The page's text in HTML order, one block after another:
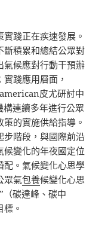
踐正在疾速發展。
斷積累和總結公眾對
氣候應對行動干預辦
踐應用層面，
皮尤研討中
構連續多年進行公眾
的實施供給指導。
步階段，與國際前沿
候變化的年夜國定位
配。氣候變化心思學
眾氣包養候變化心思
（碳達峰、碳中
。